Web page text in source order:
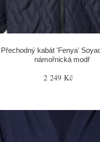
Přechodný kabát 'Fenya'
námořnická modř
2 249 Kč